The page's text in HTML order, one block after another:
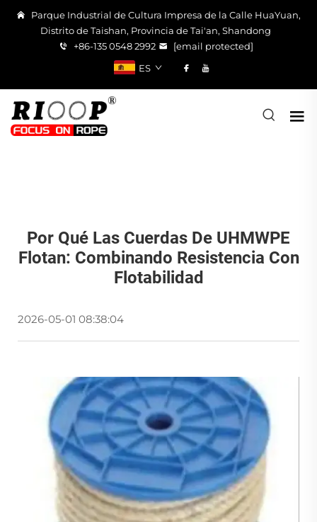
Parque Industrial de Cultura Impresa de la Calle HuaYuan,
Distrito de Taishan, Provincia de Tai'an, Shandong
+86-135 0548 2992
[email protected]
ES
Por Qué Las Cuerdas De UHMWPE
Flotan: Combinando Resistencia Con
Flotabilidad
2026-05-01 08:38:04